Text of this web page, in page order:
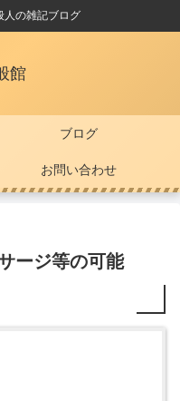
人の雑記ブログ
館
ブログ
お問い合わせ
ージ等の可能